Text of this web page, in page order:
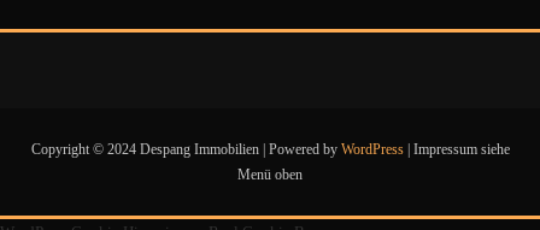
Copyright © 2024 Despang Immobilien | Powered by WordPress | Impressum siehe
Menü oben